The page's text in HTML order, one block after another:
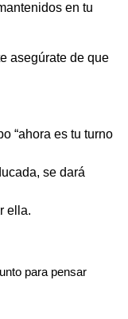
en tu
asegúrate de que
“ahora es tu turno
se dará
ella.
para pensar